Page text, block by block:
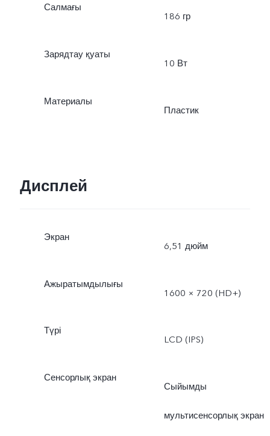
Салмағы
186 гр
Зарядтау қуаты
10 Вт
Материалы
Пластик
Дисплей
Экран
6,51 дюйм
Ажыратымдылығы
1600 × 720 (HD+)
Түрі
LCD (IPS)
Сенсорлық экран
Сыйымды
мультисенсорлық экран